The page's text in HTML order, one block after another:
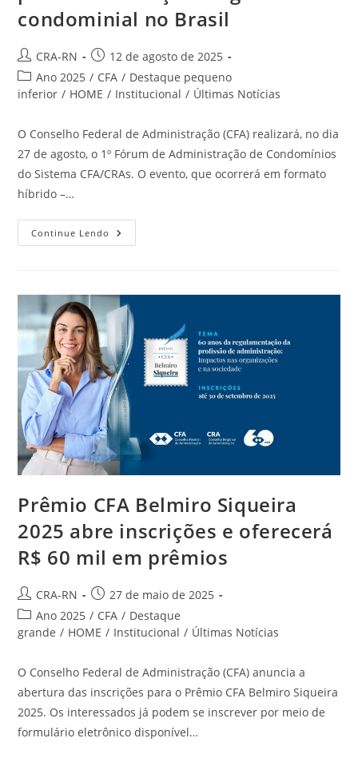
condominial no Brasil
Autor
do
post:
CRA-RN
Post
publicado:
12 de agosto de 2025
Categoria
do
Ano 2025 / CFA / Destaque pequeno
inferior / HOME / Institucional / Últimas Notícias
O Conselho Federal de Administração (CFA) realizará, no dia
27 de agosto, o 1º Fórum de Administração de Condomínios
do Sistema CFA/CRAs. O evento, que ocorrerá em formato
híbrido –…
Continue Lendo 1º
Fórum
Do
Sistema
CFA/CRAs
Fortalece
A
Profissionalização
Da
Gestão
Condominial
No
Brasil
Prêmio CFA Belmiro Siqueira
2025 abre inscrições e oferecerá
R$ 60 mil em prêmios
Autor
do
post:
CRA-RN
Post
publicado:
27 de maio de 2025
Categoria
do
Ano 2025 / CFA / Destaque
grande / HOME / Institucional / Últimas Notícias
O Conselho Federal de Administração (CFA) anuncia a
abertura das inscrições para o Prêmio CFA Belmiro Siqueira
2025. Os interessados já podem se inscrever por meio de
formulário eletrônico disponível…